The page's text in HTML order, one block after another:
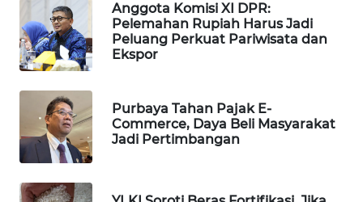
Anggota Komisi XI DPR:
Pelemahan Rupiah Harus Jadi
Peluang Perkuat Pariwisata dan
Ekspor
Purbaya Tahan Pajak E-
Commerce, Daya Beli Masyarakat
Jadi Pertimbangan
MKLI
LPKKI
LKKI
KOPEKLIN
PORTAL